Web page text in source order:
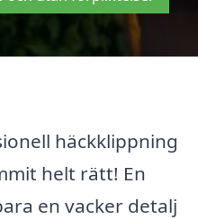
häckklippning
helt rätt! En
en vacker detalj